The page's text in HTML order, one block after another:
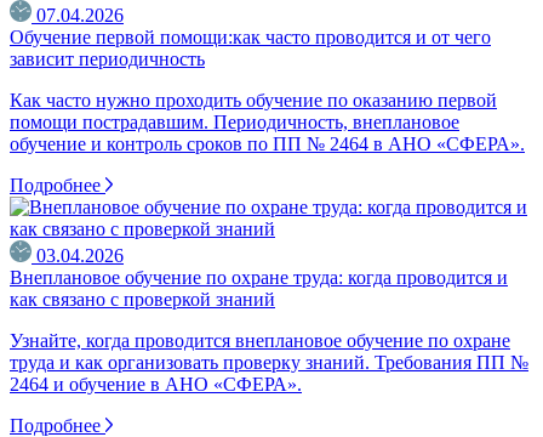
07.04.2026
Обучение первой помощи:как часто проводится и от чего
зависит периодичность
Как часто нужно проходить обучение по оказанию первой
помощи пострадавшим. Периодичность, внеплановое
обучение и контроль сроков по ПП № 2464 в АНО «СФЕРА».
Подробнее
03.04.2026
Внеплановое обучение по охране труда: когда проводится и
как связано с проверкой знаний
Узнайте, когда проводится внеплановое обучение по охране
труда и как организовать проверку знаний. Требования ПП №
2464 и обучение в АНО «СФЕРА».
Подробнее